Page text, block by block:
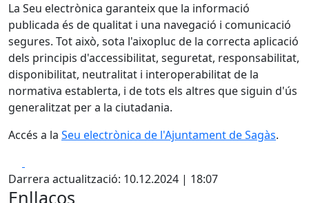
La Seu electrònica garanteix que la informació
publicada és de qualitat i una navegació i comunicació
segures. Tot això, sota l'aixopluc de la correcta aplicació
dels principis d'accessibilitat, seguretat, responsabilitat,
disponibilitat, neutralitat i interoperabilitat de la
normativa establerta, i de tots els altres que siguin d'ús
generalitzat per a la ciutadania.
Accés a la Seu electrònica de l'Ajuntament de Sagàs.
Darrera actualització: 10.12.2024 | 18:07
Enllaços